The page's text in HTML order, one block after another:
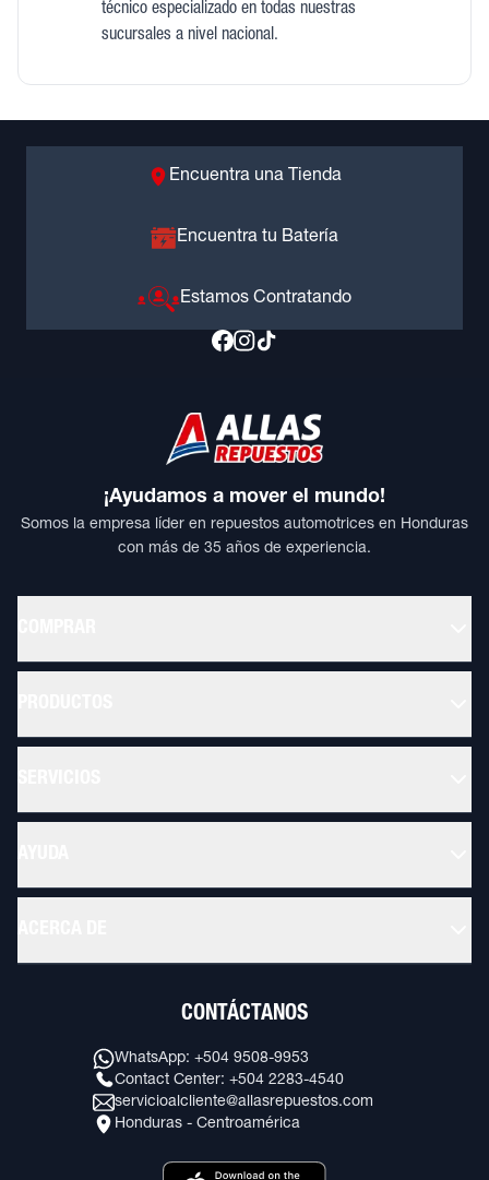
técnico especializado en todas nuestras
sucursales a nivel nacional.
Encuentra una Tienda
Encuentra tu Batería
Estamos Contratando
¡Ayudamos a mover el mundo!
Somos la empresa líder en repuestos automotrices en Honduras
con más de 35 años de experiencia.
CONTÁCTANOS
WhatsApp: +504 9508-9953
Contact Center: +504 2283-4540
servicioalcliente@allasrepuestos.com
Honduras - Centroamérica